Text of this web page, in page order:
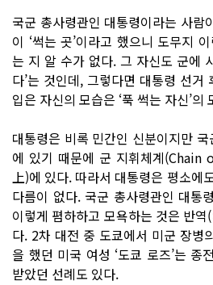
국군 총사령관인 대통령이라는 사람
이 ‘썩는 곳’이라고 했으니 도무지
는 지 알 수가 없다. 그 자신도 군에
다’는 것인데, 그렇다면 대통령 선거
입은 자신의 모습은 ‘푹 썩는 자신’의
대통령은 비록 민간인 신분이지만
에 있기 때문에 군 지휘체계
上)에 있다. 따라서 대통령은 평소에
다름이 없다. 국군 총사령관인 대통
이렇게 폄하하고 모욕하는 것은 반
다. 2차 대전 중 도쿄에서 미군 장병
을 했던 미국 여성 ‘도쿄 로즈’는 종
받았던 선례도 있다.